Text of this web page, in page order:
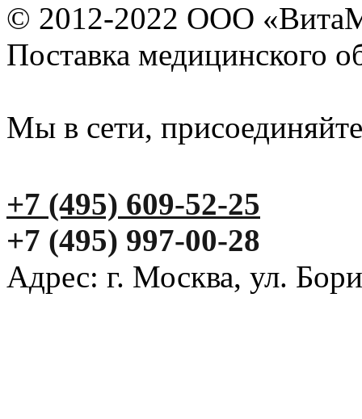
© 2012-2022 ООО
Поставка медицинского
Мы в сети,
+7 (495) 609-52-25
+7 (495) 997-00-28
Адрес: г. Москва, ул.